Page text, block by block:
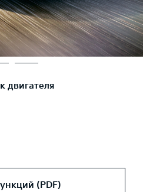
двигателя
(PDF)